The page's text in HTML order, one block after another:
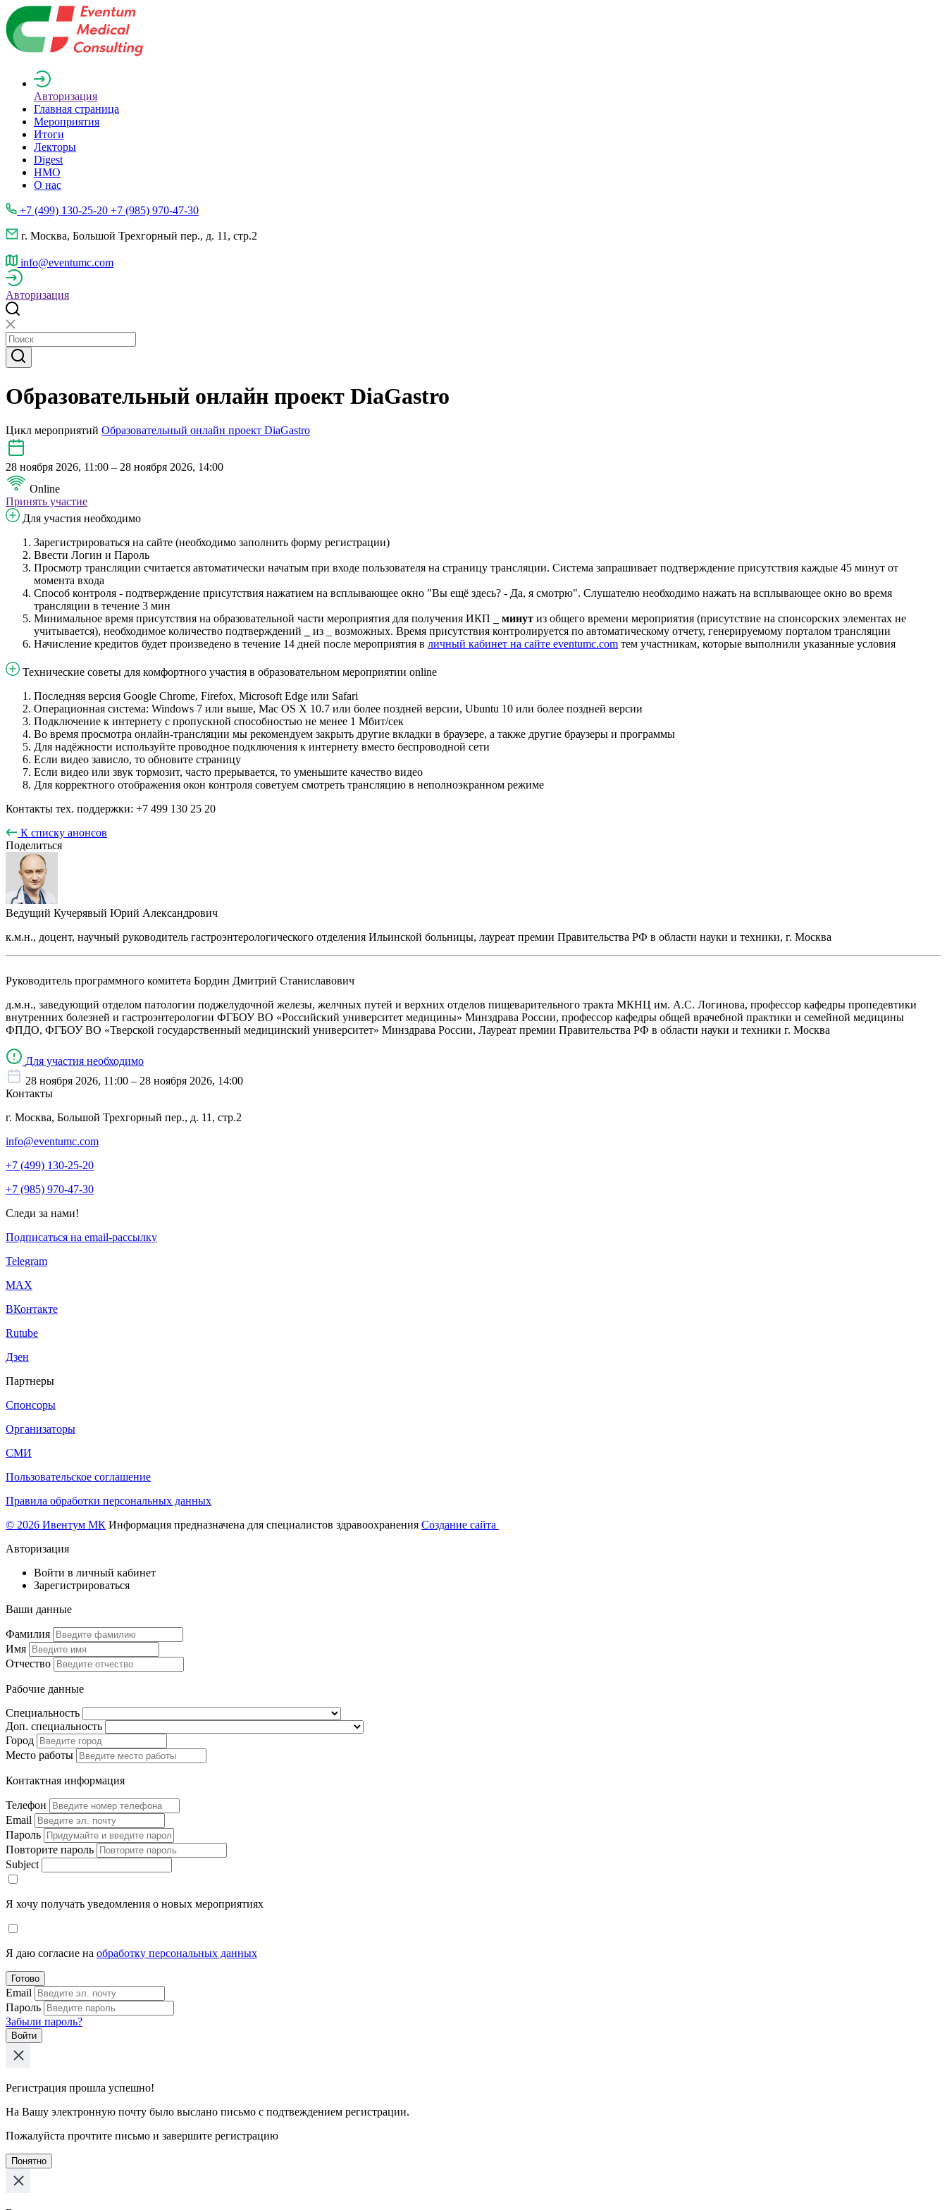
Авторизация
Главная страница
Мероприятия
Итоги
Лекторы
Digest
НМО
О нас
+7 (499) 130-25-20 +7 (985) 970-47-30
г. Москва, Большой Трехгорный пер., д. 11, стр.2
info@eventumc.com
Авторизация
Образовательный онлайн проект DiaGastro
Цикл мероприятий Образовательный онлайн проект DiaGastro
28 ноября 2026, 11:00 – 28 ноября 2026, 14:00
Online
Принять участие
Для участия необходимо
Зарегистрироваться на сайте (необходимо заполнить форму регистрации)
Ввести Логин и Пароль
Просмотр трансляции считается автоматически начатым при входе пользователя на страницу трансляции. Система запрашивает подтверждение присутствия каждые 45 минут от
момента входа
Способ контроля - подтверждение присутствия нажатием на всплывающее окно "Вы ещё здесь? - Да, я смотрю". Слушателю необходимо нажать на всплывающее окно во время
трансляции в течение 3 мин
Минимальное время присутствия на образовательной части мероприятия для получения ИКП
минут из общего времени мероприятия (присутствие на спонсорских элементах не
учитывается), необходимое количество подтверждений
из _ возможных. Время присутствия контролируется по автоматическому отчету, генерируемому порталом трансляции
Начисление кредитов будет произведено в течение 14 дней после мероприятия в личный кабинет на сайте eventumc.com тем участникам, которые выполнили указанные условия
Технические советы для комфортного участия в образовательном мероприятии online
Последняя версия Google Chrome, Firefox, Microsoft Edge или Safari
Операционная система: Windows 7 или выше, Mac OS X 10.7 или более поздней версии, Ubuntu 10 или более поздней версии
Подключение к интернету с пропускной способностью не менее 1 Мбит/сек
Во время просмотра онлайн-трансляции мы рекомендуем закрыть другие вкладки в браузере, а также другие браузеры и программы
Для надёжности используйте проводное подключения к интернету вместо беспроводной сети
Если видео зависло, то обновите страницу
Если видео или звук тормозит, часто прерывается, то уменьшите качество видео
Для корректного отображения окон контроля советуем смотреть трансляцию в неполноэкранном режиме
Контакты тех. поддержки: +7 499 130 25 20
К списку анонсов
Поделиться
Ведущий Кучерявый Юрий Александрович
к.м.н., доцент, научный руководитель гастроэнтерологического отделения Ильинской больницы, лауреат премии Правительства РФ в области науки и техники, г. Москва
Руководитель программного комитета Бордин Дмитрий Станиславович
д.м.н., заведующий отделом патологии поджелудочной железы, желчных путей и верхних отделов пищеварительного тракта МКНЦ им. А.С. Логинова, профессор кафедры пропедевтики
внутренних болезней и гастроэнтерологии ФГБОУ ВО «Российский университет медицины» Минздрава России, профессор кафедры общей врачебной практики и семейной медицины
ФПДО, ФГБОУ ВО «Тверской государственный медицинский университет» Минздрава России, Лауреат премии Правительства РФ в области науки и техники г. Москва
Для участия необходимо
28 ноября 2026, 11:00 – 28 ноября 2026, 14:00
Контакты
г. Москва, Большой Трехгорный пер., д. 11, стр.2
info@eventumc.com
+7 (499) 130-25-20
+7 (985) 970-47-30
Следи за нами!
Подписаться на email-рассылку
Telegram
МАХ
ВКонтакте
Rutube
Дзен
Партнеры
Спонсоры
Организаторы
СМИ
Пользовательское соглашение
Правила обработки персональных данных
© 2026 Ивентум МК Информация предназначена для специалистов здравоохранения Создание сайта
Авторизация
Войти в личный кабинет
Зарегистрироваться
Ваши данные
Фамилия
Имя
Отчество
Рабочие данные
Специальность
Доп. специальность
Город
Место работы
Контактная информация
Телефон
Email
Пароль
Повторите пароль
Subject
Я хочу получать уведомления о новых мероприятиях
Я даю согласие на обработку персональных данных
Готово
Email
Пароль
Забыли пароль?
Войти
Регистрация прошла успешно!
На Вашу электронную почту было выслано письмо с подтвеждением регистрации.
Пожалуйста прочтите письмо и завершите регистрацию
Понятно